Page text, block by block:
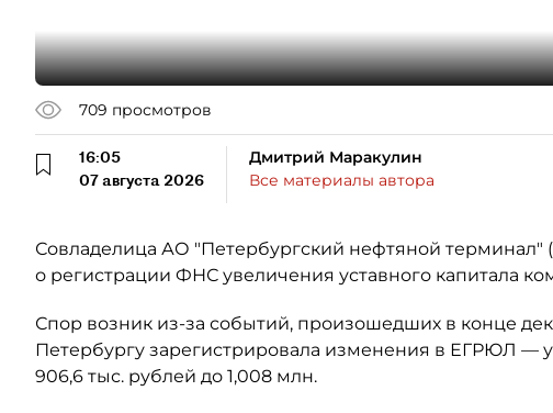
709 просмотров
16:05
07 августа 2026
Дмитрий Маракулин
Все материалы автора
Совладелица АО "Петербургский нефтяной терминал"
о регистрации ФНС увеличения уставного капитала
Спор возник из-за событий, произошедших в конце
Петербургу зарегистрировала изменения в ЕГРЮЛ —
906,6 тыс. рублей до 1,008 млн.